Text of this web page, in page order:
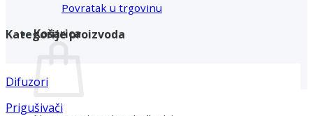
Povratak u trgovinu
Košarica
Kategorije proizvoda
Difuzori
Prigušivači